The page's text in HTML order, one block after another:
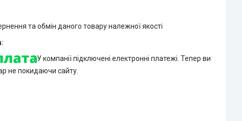
та обмін даного товару належної якості
У компанії підключені електронні платежі. Тепер ви
не покидаючи сайту.